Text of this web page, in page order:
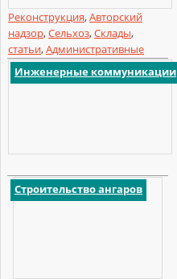
Реконструкция,Авторский
надзор,Сельхоз,Склады,
статьи,Административные
Инженерные коммуникации
Строительство ангаров